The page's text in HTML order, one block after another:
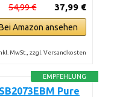
37,99 €
54,99 €
Amazon ansehen
MwSt., zzgl. Versandkosten
EMPFEHLUNG
Pure